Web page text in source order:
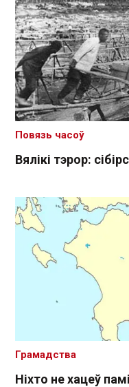
Вялікі тэрор:
Повязь часоў
Ніхто не хацеў
Грамадства